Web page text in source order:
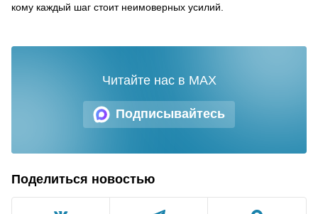
кому каждый шаг стоит неимоверных усилий.
Подписывайтесь
Читайте нас в MAX
Поделиться новостью